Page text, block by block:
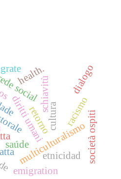
diritti umanischiavitù
cultura
social
multiculturalismosocietà ospiti
etnicidad
racismo
dialogo
retorno
saúde
emigration
health.